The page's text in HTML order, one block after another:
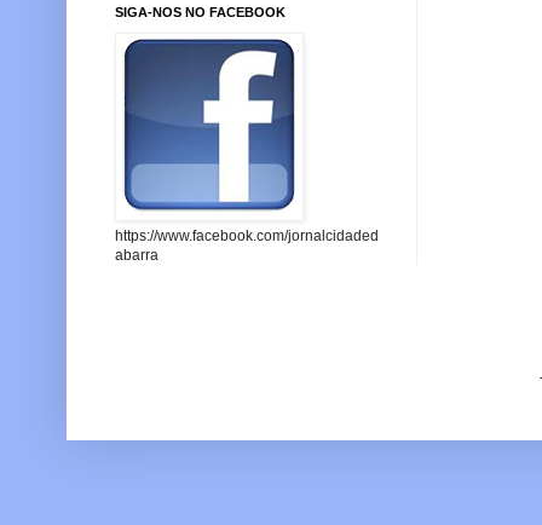
SIGA-NOS NO FACEBOOK
https://www.facebook.com/jornalcidaded
abarra